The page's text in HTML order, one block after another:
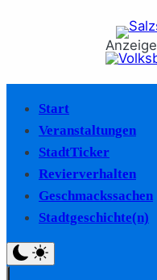
Anzeige
Start
Veranstaltungen
StadtTicker
Revierverhalten
Geschmackssachen
Stadtgeschichte(n)